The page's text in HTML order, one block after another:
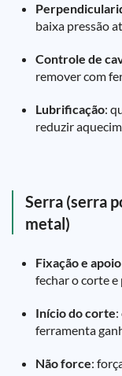
baixa pressão
Controle de
remover com
Lubrificação:
reduzir
Serra (serra
metal)
Fixação e apoio
fechar o corte
Início do corte
ferramenta
Não force: